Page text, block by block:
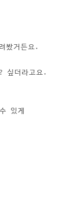
봤거든요.
싶더라고요.
있게